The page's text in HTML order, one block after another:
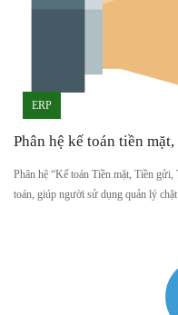
ERP
Phân hệ kế toán tiền
Phân hệ “Kế toán Tiền mặt, Tiền
toán, giúp người sử dụng quản lý